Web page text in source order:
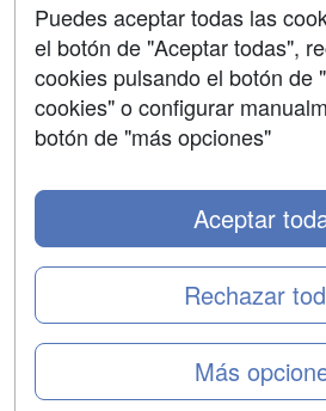
Grupo formazion:
Copyright 2000-2026
Fermín Caballero, 62 - 28034
Puedes aceptar todas las
el botón de "Aceptar todas",
cookies pulsando el botón de
cookies" o configurar
botón de "más opciones"
Más
Rechazar
Aceptar